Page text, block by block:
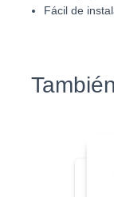
Fácil de